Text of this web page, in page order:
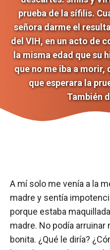
prueba de la sífilis.
señora darme el
del VIH, en un acto de
la misma edad que su
que no me iba a morir,
que esperara la
También
A mí solo me venía a la
madre y sentía
porque estaba
madre. No podía arruinar
bonita. ¿Qué le diría?